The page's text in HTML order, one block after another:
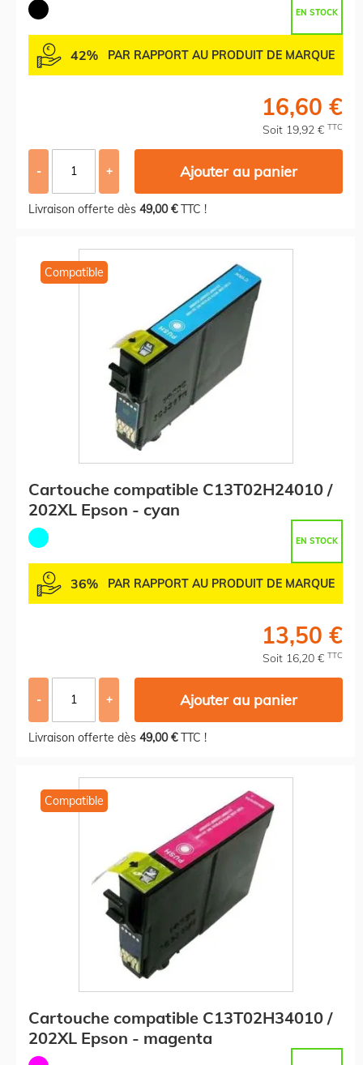
EN STOCK
42% PAR RAPPORT AU PRODUIT DE MARQUE
16,60 €
Soit 19,92 € TTC
- + Ajouter au panier
Livraison offerte dès 49,00 €TTC !
Compatible
Cartouche compatible C13T02H24010 /
202XL Epson - cyan
EN STOCK
36% PAR RAPPORT AU PRODUIT DE MARQUE
13,50 €
Soit 16,20 € TTC
- + Ajouter au panier
Livraison offerte dès 49,00 €TTC !
Compatible
Cartouche compatible C13T02H34010 /
202XL Epson - magenta